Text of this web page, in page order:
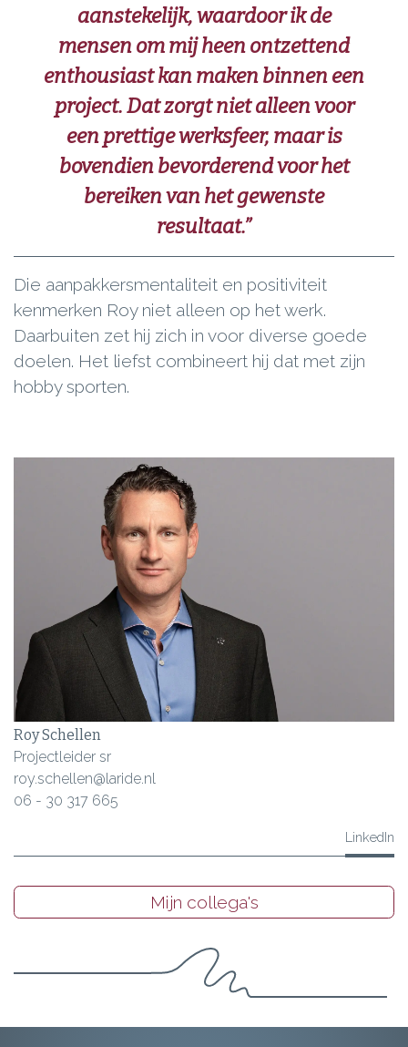
aanstekelijk, waardoor ik de
mensen om mij heen ontzettend
enthousiast kan maken binnen een
project. Dat zorgt niet alleen voor
een prettige werksfeer, maar is
bovendien bevorderend voor het
bereiken van het gewenste
resultaat.”
Die aanpakkersmentaliteit en positiviteit
kenmerken Roy niet alleen op het werk.
Daarbuiten zet hij zich in voor diverse goede
doelen. Het liefst combineert hij dat met zijn
hobby sporten.
Roy Schellen
Projectleider sr
roy.schellen@laride.nl
06 - 30 317 665
LinkedIn
Mijn collega's